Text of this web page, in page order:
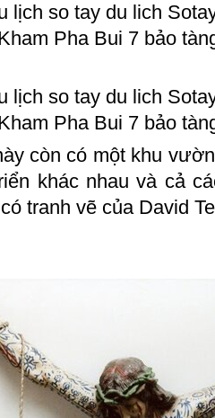
còn có một khu
khác nhau và cả
tranh vẽ của David